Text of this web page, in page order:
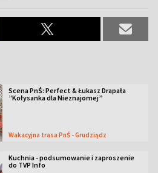
Scena PnŚ: Perfect & Łukasz Drapała
’’Kołysanka dla Nieznajomej”
Wakacyjna trasa PnŚ - Grudziądz
Kuchnia - podsumowanie i zaproszenie
do TVP Info